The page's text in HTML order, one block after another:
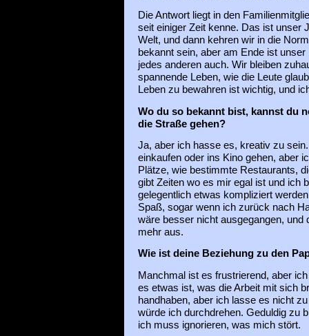
Die Antwort liegt in den
seit einiger Zeit kenne. Das ist unser
Welt, und dann kehren wir in die
bekannt sein, aber am Ende ist
jedes anderen auch. Wir bleiben
spannende Leben, wie die Leute
Leben zu bewahren ist wichtig, und
Wo du so bekannt bist, kannst du
die Straße gehen?
Ja, aber ich hasse es, kreativ zu
einkaufen oder ins Kino gehen, aber
Plätze, wie bestimmte Restaurants,
gibt Zeiten wo es mir egal ist und ich
gelegentlich etwas kompliziert
Spaß, sogar wenn ich zurück nach
wäre besser nicht ausgegangen, und
mehr aus.
Wie ist deine Beziehung zu den
Manchmal ist es frustrierend, aber
es etwas ist, was die Arbeit mit sich
handhaben, aber ich lasse es nicht
würde ich durchdrehen. Geduldig zu
ich muss ignorieren, was mich stört.